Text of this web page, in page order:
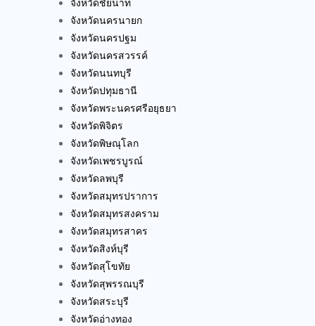
จังหวัดนครนายก
จังหวัดนครปฐม
จังหวัดนครสวรรค์
จังหวัดนนทบุรี
จังหวัดปทุมธานี
จังหวัดพระนครศรีอยุธยา
จังหวัดพิจิตร
จังหวัดพิษณุโลก
จังหวัดเพชรบูรณ์
จังหวัดลพบุรี
จังหวัดสมุทรปราการ
จังหวัดสมุทรสงคราม
จังหวัดสมุทรสาคร
จังหวัดสิงห์บุรี
จังหวัดสุโขทัย
จังหวัดสุพรรณบุรี
จังหวัดสระบุรี
จังหวัดอ่างทอง